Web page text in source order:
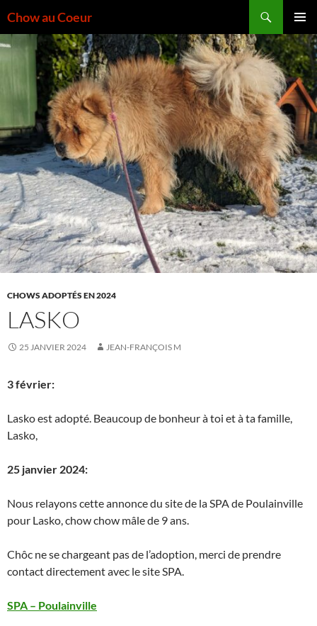
au
contenu
Chow au Coeur
MENU
CHOWS ADOPTÉS EN 2024
LASKO
25 JANVIER 2024 JEAN-FRANÇOIS M
3 février:
Lasko est adopté. Beaucoup de bonheur à toi et à ta famille,
Lasko,
25 janvier 2024:
Nous relayons cette annonce du site de la SPA de Poulainville
pour Lasko, chow chow mâle de 9 ans.
Chôc ne se chargeant pas de l’adoption, merci de prendre
contact directement avec le site SPA.
SPA – Poulainville